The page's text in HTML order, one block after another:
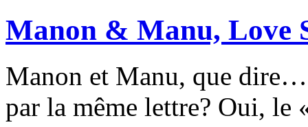
Manon & Manu, Love
Manon et Manu, que
par la même lettre? Oui,